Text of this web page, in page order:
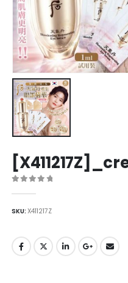
SKU:X411217Z